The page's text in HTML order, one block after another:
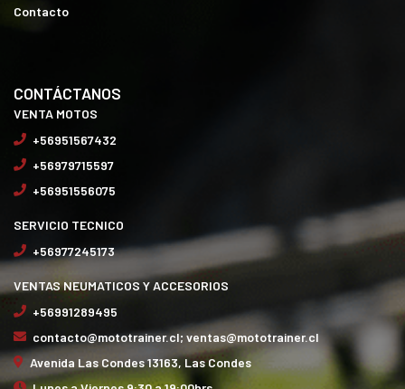
Contacto
CONTÁCTANOS
VENTA MOTOS
+56951567432
+56979715597
+56951556075
SERVICIO TECNICO
+56977245173
VENTAS NEUMATICOS Y ACCESORIOS
+56991289495
contacto@mototrainer.cl; ventas@mototrainer.cl
Avenida Las Condes 13163, Las Condes